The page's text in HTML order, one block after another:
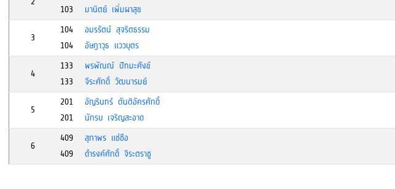
103
มานิตย์ เพิ่มผาสุข
3
104
อมรรัตน์ สุจริตธรรม
104
อัษฎาวุธ แววบุตร
4
133
พรพัณณ์ ปัทมะศังข์
133
จีระศักดิ์ วัฒนารมย์
5
201
อัญรินทร์ ตันติอัครศักดิ์
201
นักรบ เจริญสะอาด
6
409
สุภาพร แช่ชือ
409
ดำรงค์ศักดิ์ จิระตราชู